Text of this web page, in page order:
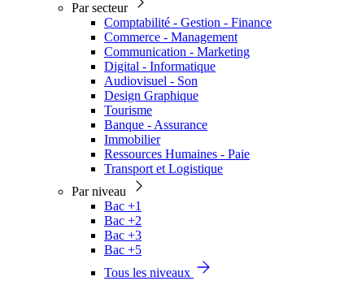
Par secteur
Comptabilité - Gestion - Finance
Commerce - Management
Communication - Marketing
Digital - Informatique
Audiovisuel - Son
Design Graphique
Tourisme
Banque - Assurance
Immobilier
Ressources Humaines - Paie
Transport et Logistique
Par niveau
Bac +1
Bac +2
Bac +3
Bac +5
Tous les niveaux